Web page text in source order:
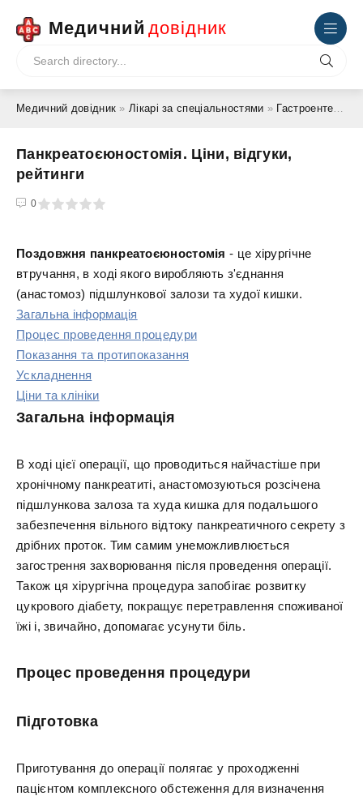
Медичний довідник
Медичний довідник »Лікарі за спеціальностями » Гастроентеролог
Панкреатоєюностомія. Ціни, відгуки,
рейтинги
0
5
Поздовжня панкреатоєюностомія - це хірургічне
втручання, в ході якого виробляють з'єднання
(анастомоз) підшлункової залози та худої кишки.
Загальна інформація
Процес проведення процедури
Показання та протипоказання
Ускладнення
Ціни та клініки
Загальна інформація
В ході цієї операції, що проводиться найчастіше при
хронічному панкреатиті, анастомозуються розсічена
підшлункова залоза та худа кишка для подальшого
забезпечення вільного відтоку панкреатичного секрету з
дрібних проток. Тим самим унеможливлюється
загострення захворювання після проведення операції.
Також ця хірургічна процедура запобігає розвитку
цукрового діабету, покращує перетравлення споживаної
їжі і, звичайно, допомагає усунути біль.
Процес проведення процедури
Підготовка
Приготування до операції полягає у проходженні
пацієнтом комплексного обстеження для визначення